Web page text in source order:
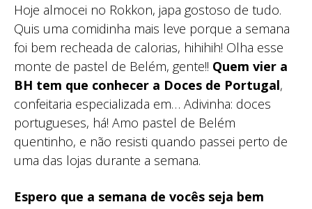
Hoje almocei no Rokkon, japa gostoso de tudo.
Quis uma comidinha mais leve porque a semana
foi bem recheada de calorias, hihihih! Olha esse
monte de pastel de Belém, gente!! Quem vier a
BH tem que conhecer a Doces de Portugal,
confeitaria especializada em… Adivinha: doces
portugueses, há! Amo pastel de Belém
quentinho, e não resisti quando passei perto de
uma das lojas durante a semana.
Espero que a semana de vocês seja bem